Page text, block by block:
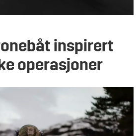
inspirert
operasjoner